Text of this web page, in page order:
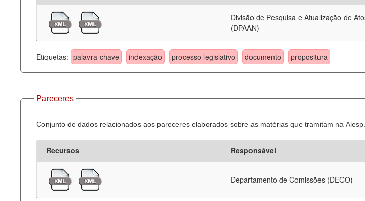
Divisão de Pesquisa e Atualização de
(DPAAN)
Etiquetas: palavra-chave indexação processo legislativo documento propositura
Pareceres
Conjunto de dados relacionados aos pareceres elaborados sobre as matérias que tramitam na Alesp.
Recursos Responsável
Departamento de Comissões (DECO)